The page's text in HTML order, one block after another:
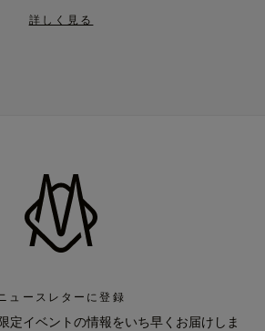
詳しく見る
ュースレターに登録
定イベントの情報をいち早くお届けしま